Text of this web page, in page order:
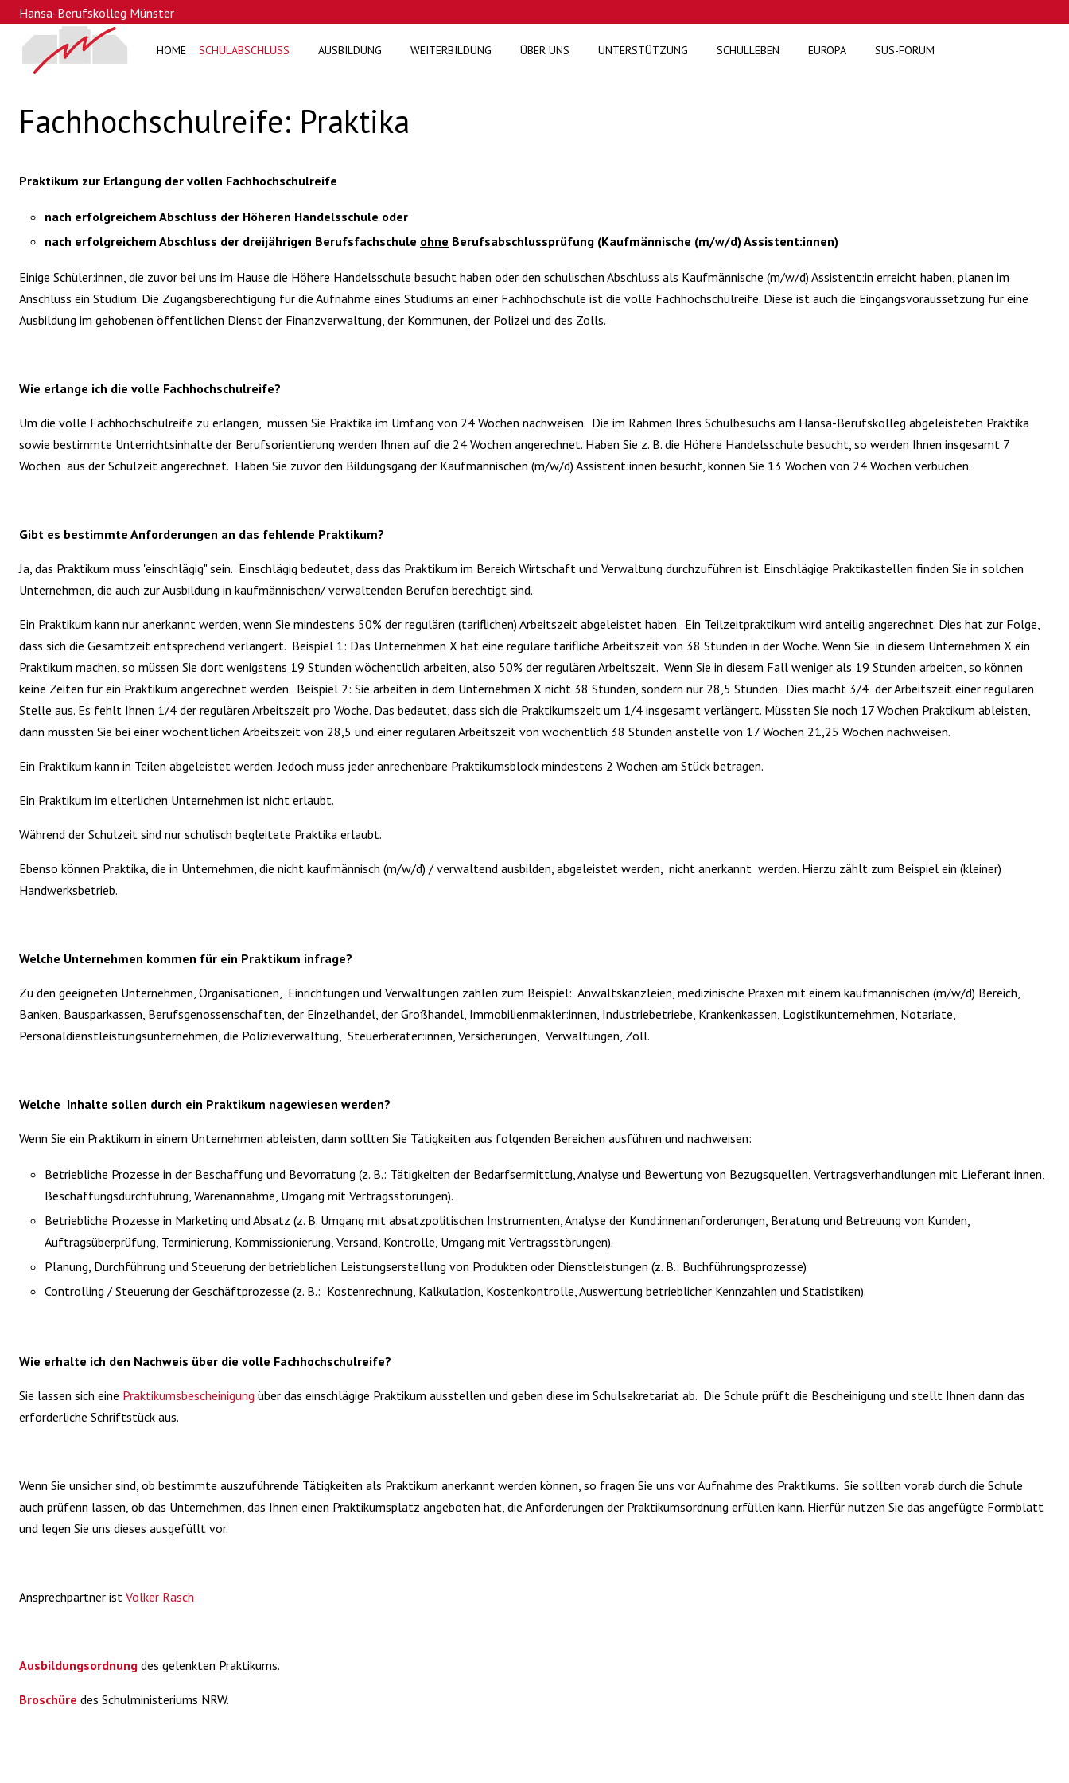
Hansa-Berufskolleg Münster
HOME SCHULABSCHLUSS AUSBILDUNG WEITERBILDUNG ÜBER UNS UNTERSTÜTZUNG SCHULLEBEN EUROPA SUS-FORUM
Fachhochschulreife: Praktika
Praktikum zur Erlangung der vollen Fachhochschulreife
nach erfolgreichem Abschluss der Höheren Handelsschule oder
nach erfolgreichem Abschluss der dreijährigen Berufsfachschule ohne Berufsabschlussprüfung (Kaufmännische (m/w/d) Assistent:innen)
Einige Schüler:innen, die zuvor bei uns im Hause die Höhere Handelsschule besucht haben oder den schulischen Abschluss als Kaufmännische (m/w/d) Assistent:in erreicht haben, planen im
Anschluss ein Studium. Die Zugangsberechtigung für die Aufnahme eines Studiums an einer Fachhochschule ist die volle Fachhochschulreife. Diese ist auch die Eingangsvoraussetzung für eine
Ausbildung im gehobenen öffentlichen Dienst der Finanzverwaltung, der Kommunen, der Polizei und des Zolls.
Wie erlange ich die volle Fachhochschulreife?
Um die volle Fachhochschulreife zu erlangen, müssen Sie Praktika im Umfang von 24 Wochen nachweisen. Die im Rahmen Ihres Schulbesuchs am Hansa-Berufskolleg abgeleisteten Praktika
sowie bestimmte Unterrichtsinhalte der Berufsorientierung werden Ihnen auf die 24 Wochen angerechnet. Haben Sie z. B. die Höhere Handelsschule besucht, so werden Ihnen insgesamt 7
Wochen aus der Schulzeit angerechnet. Haben Sie zuvor den Bildungsgang der Kaufmännischen (m/w/d) Assistent:innen besucht, können Sie 13 Wochen von 24 Wochen verbuchen.
Gibt es bestimmte Anforderungen an das fehlende Praktikum?
Ja, das Praktikum muss "einschlägig"sein. Einschlägig bedeutet, dass das Praktikum im Bereich Wirtschaft und Verwaltung durchzuführen ist. Einschlägige Praktikastellen finden Sie in solchen
Unternehmen, die auch zur Ausbildung in kaufmännischen/ verwaltenden Berufen berechtigt sind.
Ein Praktikum kann nur anerkannt werden, wenn Sie mindestens 50% der regulären (tariflichen) Arbeitszeit abgeleistet haben. Ein Teilzeitpraktikum wird anteilig angerechnet. Dies hat zur Folge,
dass sich die Gesamtzeit entsprechend verlängert. Beispiel 1: Das Unternehmen X hat eine reguläre tarifliche Arbeitszeit von 38 Stunden in der Woche. Wenn Sie in diesem Unternehmen X ein
Praktikum machen, so müssen Sie dort wenigstens 19 Stunden wöchentlich arbeiten, also 50% der regulären Arbeitszeit. Wenn Sie in diesem Fall weniger als 19 Stunden arbeiten, so können
keine Zeiten für ein Praktikum angerechnet werden. Beispiel 2: Sie arbeiten in dem Unternehmen X nicht 38 Stunden, sondern nur 28,5 Stunden. Dies macht 3/4 der Arbeitszeit einer regulären
Stelle aus. Es fehlt Ihnen 1/4 der regulären Arbeitszeit pro Woche. Das bedeutet, dass sich die Praktikumszeit um 1/4 insgesamt verlängert. Müssten Sie noch 17 Wochen Praktikum ableisten,
dann müssten Sie bei einer wöchentlichen Arbeitszeit von 28,5 und einer regulären Arbeitszeit von wöchentlich 38 Stunden anstelle von 17 Wochen 21,25 Wochen nachweisen.
Ein Praktikum kann in Teilen abgeleistet werden. Jedoch muss jeder anrechenbare Praktikumsblock mindestens 2 Wochen am Stück betragen.
Ein Praktikum im elterlichen Unternehmen ist nicht erlaubt.
Während der Schulzeit sind nur schulisch begleitete Praktika erlaubt.
Ebenso können Praktika, die in Unternehmen, die nicht kaufmännisch (m/w/d) / verwaltend ausbilden, abgeleistet werden, nicht anerkannt werden. Hierzu zählt zum Beispiel ein (kleiner)
Handwerksbetrieb.
Welche Unternehmen kommen für ein Praktikum infrage?
Zu den geeigneten Unternehmen, Organisationen, Einrichtungen und Verwaltungen zählen zum Beispiel: Anwaltskanzleien, medizinische Praxen mit einem kaufmännischen (m/w/d) Bereich,
Banken, Bausparkassen, Berufsgenossenschaften, der Einzelhandel, der Großhandel, Immobilienmakler:innen, Industriebetriebe, Krankenkassen, Logistikunternehmen, Notariate,
Personaldienstleistungsunternehmen, die Polizieverwaltung, Steuerberater:innen, Versicherungen, Verwaltungen, Zoll.
Welche Inhalte sollen durch ein Praktikum nagewiesen werden?
Wenn Sie ein Praktikum in einem Unternehmen ableisten, dann sollten Sie Tätigkeiten aus folgenden Bereichen ausführen und nachweisen:
Betriebliche Prozesse in der Beschaffung und Bevorratung (z. B.: Tätigkeiten der Bedarfsermittlung, Analyse und Bewertung von Bezugsquellen, Vertragsverhandlungen mit Lieferant:innen,
Beschaffungsdurchführung, Warenannahme, Umgang mit Vertragsstörungen).
Betriebliche Prozesse in Marketing und Absatz (z. B. Umgang mit absatzpolitischen Instrumenten, Analyse der Kund:innenanforderungen, Beratung und Betreuung von Kunden,
Auftragsüberprüfung, Terminierung, Kommissionierung, Versand, Kontrolle, Umgang mit Vertragsstörungen).
Planung, Durchführung und Steuerung der betrieblichen Leistungserstellung von Produkten oder Dienstleistungen (z. B.: Buchführungsprozesse)
Controlling / Steuerung der Geschäftprozesse (z. B.: Kostenrechnung, Kalkulation, Kostenkontrolle, Auswertung betrieblicher Kennzahlen und Statistiken).
Wie erhalte ich den Nachweis über die volle Fachhochschulreife?
Sie lassen sich eine Praktikumsbescheinigung über das einschlägige Praktikum ausstellen und geben diese im Schulsekretariat ab. Die Schule prüft die Bescheinigung und stellt Ihnen dann das
erforderliche Schriftstück aus.
Wenn Sie unsicher sind, ob bestimmte auszuführende Tätigkeiten als Praktikum anerkannt werden können, so fragen Sie uns vor Aufnahme des Praktikums. Sie sollten vorab durch die Schule
auch prüfenn lassen, ob das Unternehmen, das Ihnen einen Praktikumsplatz angeboten hat, die Anforderungen der Praktikumsordnung erfüllen kann. Hierfür nutzen Sie das angefügte Formblatt
und legen Sie uns dieses ausgefüllt vor.
Ansprechpartner ist Volker Rasch
Ausbildungsordnung des gelenkten Praktikums.
Broschüre des Schulministeriums NRW.